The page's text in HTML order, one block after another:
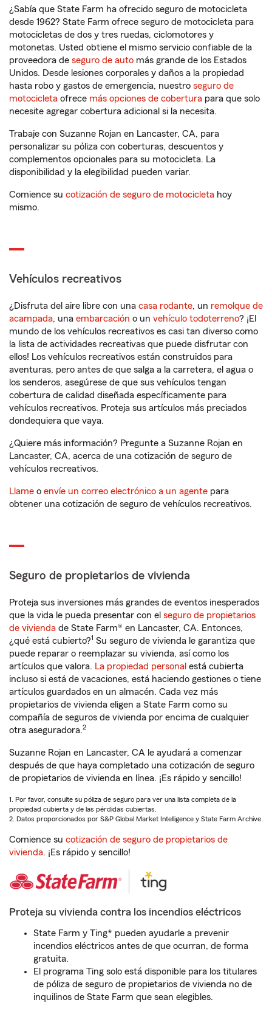
¿Sabía que State Farm ha ofrecido seguro de motocicleta
desde 1962? State Farm ofrece seguro de motocicleta para
motocicletas de dos y tres ruedas, ciclomotores y
motonetas. Usted obtiene el mismo servicio confiable de la
proveedora de seguro de auto más grande de los Estados
Unidos. Desde lesiones corporales y daños a la propiedad
hasta robo y gastos de emergencia, nuestro seguro de
motocicleta ofrece más opciones de cobertura para que solo
necesite agregar cobertura adicional si la necesita.
Trabaje con Suzanne Rojan en Lancaster, CA, para
personalizar su póliza con coberturas, descuentos y
complementos opcionales para su motocicleta. La
disponibilidad y la elegibilidad pueden variar.
Comience su cotización de seguro de motocicleta hoy
mismo.
Vehículos recreativos
¿Disfruta del aire libre con una casa rodante, un remolque de
acampada, una embarcación o un vehículo todoterreno? ¡El
mundo de los vehículos recreativos es casi tan diverso como
la lista de actividades recreativas que puede disfrutar con
ellos! Los vehículos recreativos están construidos para
aventuras, pero antes de que salga a la carretera, el agua o
los senderos, asegúrese de que sus vehículos tengan
cobertura de calidad diseñada específicamente para
vehículos recreativos. Proteja sus artículos más preciados
dondequiera que vaya.
¿Quiere más información? Pregunte a Suzanne Rojan en
Lancaster, CA, acerca de una cotización de seguro de
vehículos recreativos.
Llame o envíe un correo electrónico a un agente para
obtener una cotización de seguro de vehículos recreativos.
Seguro de propietarios de vivienda
Proteja sus inversiones más grandes de eventos inesperados
que la vida le pueda presentar con el seguro de propietarios
de vivienda de State Farm® en Lancaster, CA. Entonces,
¿qué está cubierto?1 Su seguro de vivienda le garantiza que
puede reparar o reemplazar su vivienda, así como los
artículos que valora. La propiedad personal está cubierta
incluso si está de vacaciones, está haciendo gestiones o tiene
artículos guardados en un almacén. Cada vez más
propietarios de vivienda eligen a State Farm como su
compañía de seguros de vivienda por encima de cualquier
otra aseguradora.2
Suzanne Rojan en Lancaster, CA le ayudará a comenzar
después de que haya completado una cotización de seguro
de propietarios de vivienda en línea. ¡Es rápido y sencillo!
1. Por favor, consulte su póliza de seguro para ver una lista completa de la
propiedad cubierta y de las pérdidas cubiertas.
2. Datos proporcionados por S&P Global Market Intelligence y State Farm Archive.
Comience su cotización de seguro de propietarios de
vivienda. ¡Es rápido y sencillo!
Proteja su vivienda contra los incendios eléctricos
State Farm y Ting* pueden ayudarle a prevenir
incendios eléctricos antes de que ocurran, de forma
gratuita.
El programa Ting solo está disponible para los titulares
de póliza de seguro de propietarios de vivienda no de
inquilinos de State Farm que sean elegibles.